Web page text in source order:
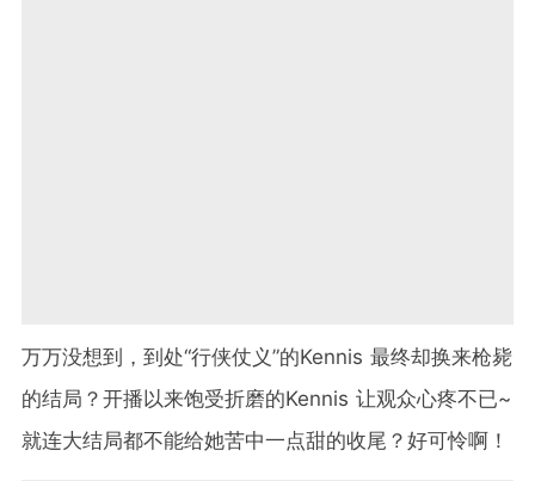
万万没想到，到处“行侠仗义”的Kennis 最终却换来枪毙
的结局？开播以来饱受折磨的Kennis 让观众心疼不已~
就连大结局都不能给她苦中一点甜的收尾？好可怜啊！